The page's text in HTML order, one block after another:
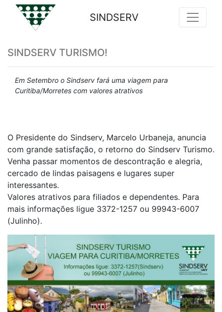
SINDSERV
SINDSERV TURISMO!
Em Setembro o Sindserv fará uma viagem para
Curitiba/Morretes com valores atrativos
O Presidente do Sindserv, Marcelo Urbaneja, anuncia
com grande satisfação, o retorno do Sindserv Turismo.
Venha passar momentos de descontração e alegria,
cercado de lindas paisagens e lugares super
interessantes.
Valores atrativos para filiados e dependentes. Para
mais informações ligue 3372-1257 ou 99943-6007
(Julinho).